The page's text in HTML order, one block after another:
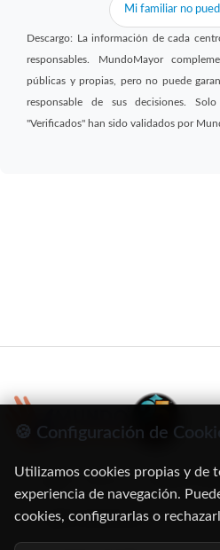
Mi familiar no
Descargo: La información de cada
responsables. MundoMayor
públicas y propias, pero no puede
responsable de sus decisiones.
"Verificados" han sido validados por
C/ Oruro, 11. 28016
91 345 06 26
🍪 Configuración de
Utilizamos cookies propias y de
experiencia de navegación.
cookies, configurarlas o